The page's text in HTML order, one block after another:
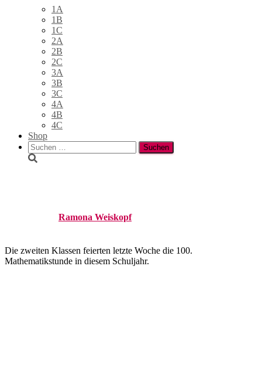
1A
1B
1C
2A
2B
2C
3A
3B
3C
4A
4B
4C
Shop
Suchen
nach:
Ramona Weiskopfon
Die zweiten Klassen feierten letzte Woche die 100.
Mathematikstunde in diesem Schuljahr.